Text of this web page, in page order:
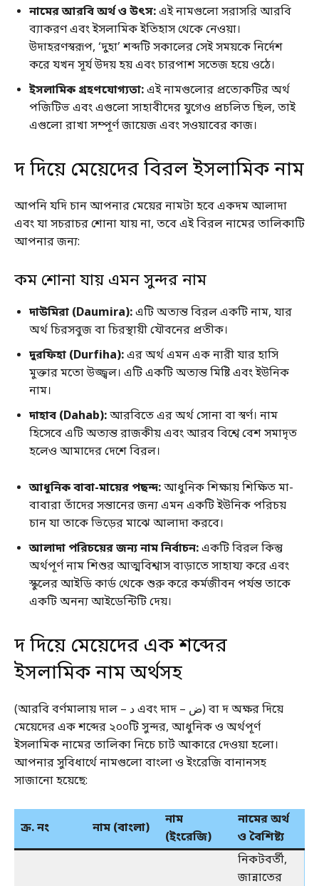
নামের আরবি অর্থ ও উৎস:এই নামগুলো সরাসরি আরবি
ব্যাকরণ এবং ইসলামিক ইতিহাস থেকে নেওয়া।
উদাহরণস্বরূপ, ‘দুহা’ শব্দটি সকালের সেই সময়কে নির্দেশ
করে যখন সূর্য উদয় হয় এবং চারপাশ সতেজ হয়ে ওঠে।
ইসলামিক গ্রহণযোগ্যতা:এই নামগুলোর প্রত্যেকটির অর্থ
পজিটিভ এবং এগুলো সাহাবীদের যুগেও প্রচলিত ছিল, তাই
এগুলো রাখা সম্পূর্ণ জায়েজ এবং সওয়াবের কাজ।
দ দিয়ে মেয়েদের বিরল ইসলামিক নাম
আপনি যদি চান আপনার মেয়ের নামটা হবে একদম আলাদা
এবং যা সচরাচর শোনা যায় না, তবে এই বিরল নামের তালিকাটি
আপনার জন্য:
কম শোনা যায় এমন সুন্দর নাম
দাউমিরা (Daumira):এটি অত্যন্ত বিরল একটি নাম, যার
অর্থ চিরসবুজ বা চিরস্থায়ী যৌবনের প্রতীক।
দুরফিহা (Durfiha):এর অর্থ এমন এক নারী যার হাসি
মুক্তার মতো উজ্জ্বল। এটি একটি অত্যন্ত মিষ্টি এবং ইউনিক
নাম।
দাহাব (Dahab):আরবিতে এর অর্থ সোনা বা স্বর্ণ। নাম
হিসেবে এটি অত্যন্ত রাজকীয় এবং আরব বিশ্বে বেশ সমাদৃত
হলেও আমাদের দেশে বিরল।
আধুনিক বাবা-মায়ের পছন্দ:আধুনিক শিক্ষায় শিক্ষিত মা-
বাবারা তাঁদের সন্তানের জন্য এমন একটি ইউনিক পরিচয়
চান যা তাকে ভিড়ের মাঝে আলাদা করবে।
আলাদা পরিচয়ের জন্য নাম নির্বাচন:একটি বিরল কিন্তু
অর্থপূর্ণ নাম শিশুর আত্মবিশ্বাস বাড়াতে সাহায্য করে এবং
স্কুলের আইডি কার্ড থেকে শুরু করে কর্মজীবন পর্যন্ত তাকে
একটি অনন্য আইডেন্টিটি দেয়।
দ দিয়ে মেয়েদের এক শব্দের
ইসলামিক নাম অর্থসহ
(আরবি বর্ণমালায় দাল – د এবং দাদ – ض) বা দ অক্ষর দিয়ে
মেয়েদের এক শব্দের ২০০টি সুন্দর, আধুনিক ও অর্থপূর্ণ
ইসলামিক নামের তালিকা নিচে চার্ট আকারে দেওয়া হলো।
আপনার সুবিধার্থে নামগুলো বাংলা ও ইংরেজি বানানসহ
সাজানো হয়েছে:
ক্র. নং নাম (বাংলা)
নাম
(ইংরেজি)
নামের অর্থ
ও বৈশিষ্ট্য
নিকটবর্তী,
জান্নাতের